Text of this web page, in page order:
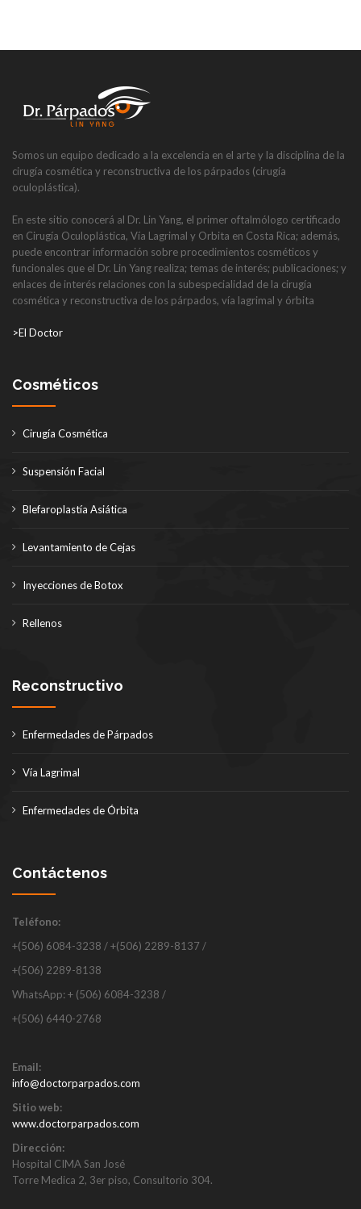
Somos un equipo dedicado a la excelencia en el arte y la disciplina de la
cirugía cosmética y reconstructiva de los párpados (cirugía
oculoplástica).
En este sitio conocerá al Dr. Lin Yang, el primer oftalmólogo certificado
en Cirugía Oculoplástica, Vía Lagrimal y Orbita en Costa Rica; además,
puede encontrar información sobre procedimientos cosméticos y
funcionales que el Dr. Lin Yang realiza; temas de interés; publicaciones; y
enlaces de interés relaciones con la subespecialidad de la cirugía
cosmética y reconstructiva de los párpados, vía lagrimal y órbita
>El Doctor
Cosméticos
Cirugía Cosmética
Suspensión Facial
Blefaroplastía Asiática
Levantamiento de Cejas
Inyecciones de Botox
Rellenos
Reconstructivo
Enfermedades de Párpados
Vía Lagrimal
Enfermedades de Órbita
Contáctenos
Teléfono:
+(506) 6084-3238 / +(506) 2289-8137 /
+(506) 2289-8138
WhatsApp: + (506) 6084-3238 /
+(506) 6440-2768
Email:
info@doctorparpados.com
Sitio web:
www.doctorparpados.com
Dirección:
Hospital CIMA San José
Torre Medica 2, 3er piso, Consultorio 304.